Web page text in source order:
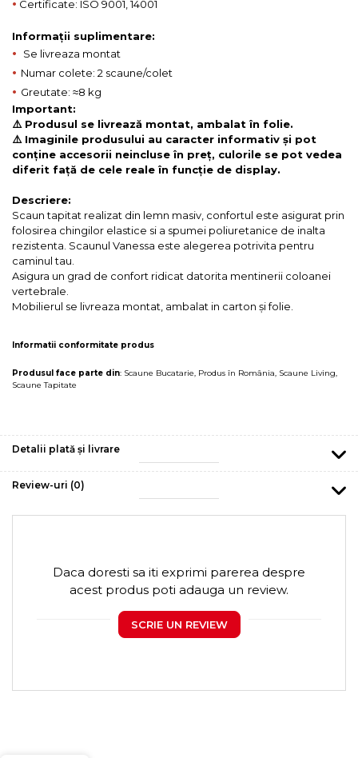
• Certificate: ISO 9001, 14001
Informații suplimentare:
• Se livreaza montat
• Numar colete: 2 scaune/colet
• Greutate: ≈8 kg
Important:
⚠️ Produsul se livrează montat, ambalat în folie.
⚠️ Imaginile produsului au caracter informativ și pot
conține accesorii neincluse în preț, culorile se pot vedea
diferit față de cele reale în funcție de display.
Descriere:
Scaun tapitat realizat din lemn masiv, confortul este asigurat prin
folosirea chingilor elastice si a spumei poliuretanice de inalta
rezistenta. Scaunul Vanessa este alegerea potrivita pentru
caminul tau.
Asigura un grad de confort ridicat datorita mentinerii coloanei
vertebrale.
Mobilierul se livreaza montat, ambalat in carton și folie.
Informatii conformitate produs
Produsul face parte din: Scaune Bucatarie, Produs în România, Scaune Living,
Scaune Tapitate
Detalii plată și livrare
Review-uri (0)
Daca doresti sa iti exprimi parerea despre
acest produs poti adauga un review.
SCRIE UN REVIEW